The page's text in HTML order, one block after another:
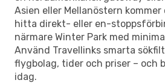
Asien eller Mellanöstern
hitta direkt- eller en-
närmare Winter Park med
Använd Travellinks smarta
flygbolag, tider och priser – och
idag.